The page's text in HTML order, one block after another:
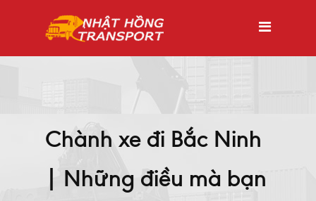
Chành xe đi Bắc Ninh
| Những điều mà bạn